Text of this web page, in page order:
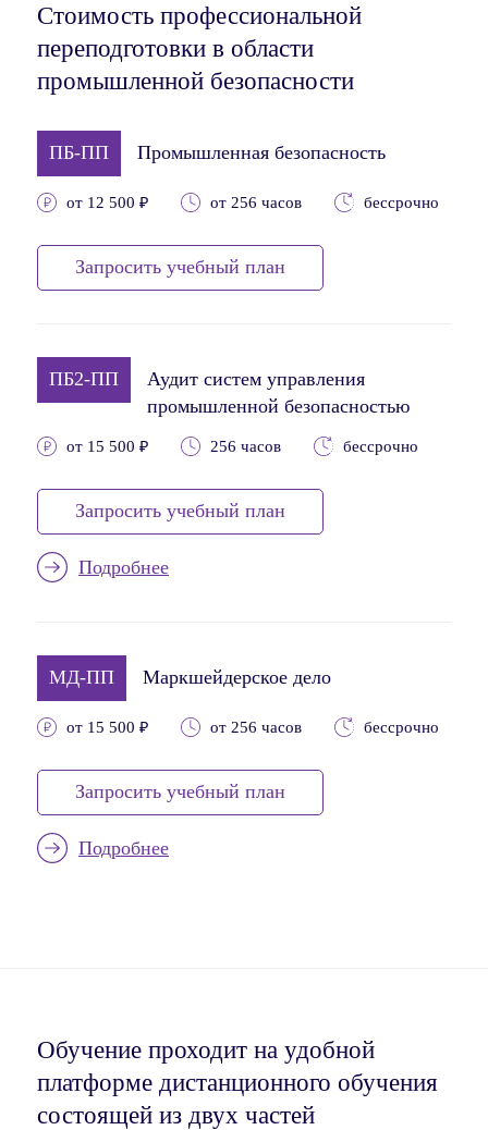
Стоимость профессиональной
переподготовки в области
промышленной безопасности
ПБ-ПП Промышленная безопасность
от 12 500 ₽ от 256 часов бессрочно
Запросить учебный план
ПБ2-ПП
Аудит систем управления
промышленной безопасностью
от 15 500 ₽ 256 часов бессрочно
Запросить учебный план
Подробнее
МД-ПП Маркшейдерское дело
от 15 500 ₽ от 256 часов бессрочно
Запросить учебный план
Подробнее
Обучение проходит на удобной
платформе дистанционного обучения
состоящей из двух частей